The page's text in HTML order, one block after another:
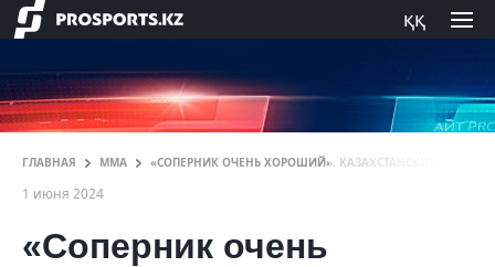
ққ
ГЛАВНАЯ ММА «СОПЕРНИК ОЧЕНЬ ХОРОШИЙ». КАЗАХСТАНСКИЙ
1 июня 2024
«Соперник очень